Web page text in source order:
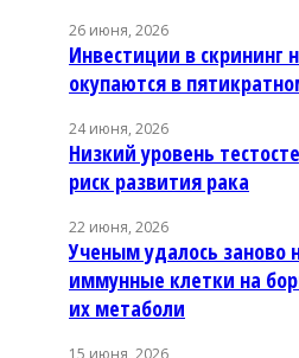
26 июня, 2026
Инвестиции в скрининг
окупаются в
24 июня, 2026
Низкий уровень
риск развития рака
22 июня, 2026
Ученым удалось заново
иммунные клетки на
их метаболи
15 июня, 2026